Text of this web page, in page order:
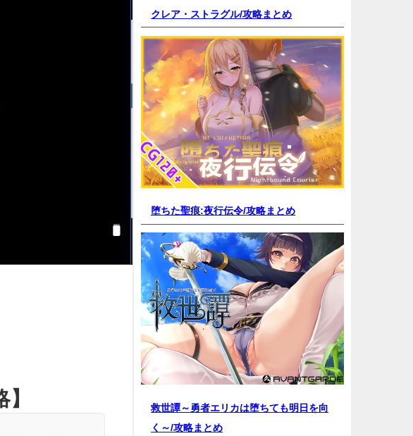
クレア・ストラグル/攻略まとめ
堕ちた聖痕:夜行伝令/攻略まとめ
救世譚～勇者エリカは堕ちても明日を向
く～/攻略まとめ